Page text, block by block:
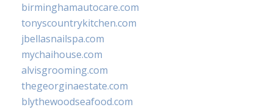
birminghamautocare.com
tonyscountrykitchen.com
jbellasnailspa.com
mychaihouse.com
alvisgrooming.com
thegeorginaestate.com
blythewoodseafood.com